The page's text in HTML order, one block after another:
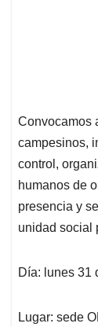
Convocamos
campesinos,
control,
humanos de
presencia y
unidad social
Día: lunes 31
Lugar: sede